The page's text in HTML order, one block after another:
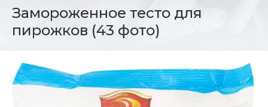
Замороженное тесто для
пирожков (43 фото)